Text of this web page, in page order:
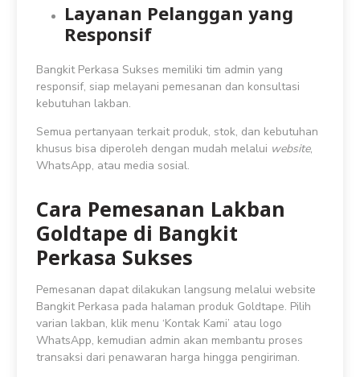
Layanan Pelanggan yang
Responsif
Bangkit Perkasa Sukses memiliki tim admin yang
responsif, siap melayani pemesanan dan konsultasi
kebutuhan lakban.
Semua pertanyaan terkait produk, stok, dan kebutuhan
khusus bisa diperoleh dengan mudah melalui website,
WhatsApp, atau media sosial.
Cara Pemesanan Lakban
Goldtape di Bangkit
Perkasa Sukses
Pemesanan dapat dilakukan langsung melalui website
Bangkit Perkasa pada halaman produk Goldtape. Pilih
varian lakban, klik menu ‘Kontak Kami’ atau logo
WhatsApp, kemudian admin akan membantu proses
transaksi dari penawaran harga hingga pengiriman.